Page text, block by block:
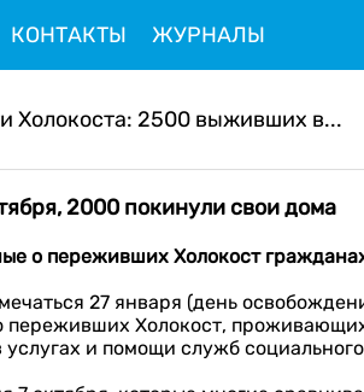
КОНТАКТЫ ЖУРНАЛЫ
Холокоста: 2500 выживших в...
2000 покинули свои дома
о переживших Холокост
27 января (день
переживших Холокост,
и помощи служб